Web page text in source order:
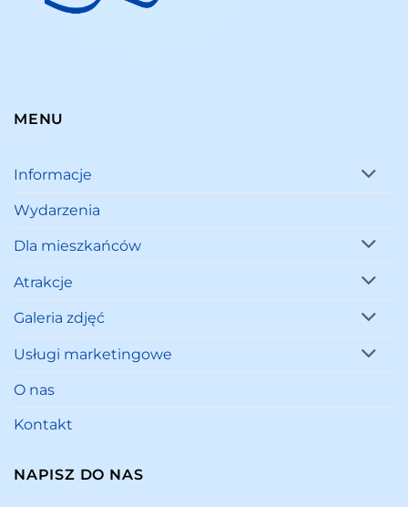
MENU
Informacje
Wydarzenia
Dla mieszkańców
Atrakcje
Galeria zdjęć
Usługi marketingowe
O nas
Kontakt
NAPISZ DO NAS